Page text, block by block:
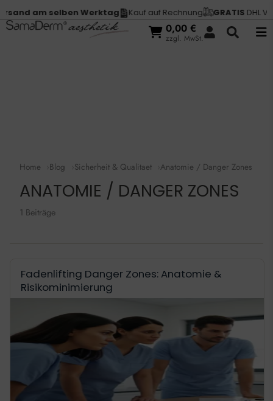
am selben Werktag Kauf auf Rechnung GRATISDHL
0,00 €
zzgl. MwSt.
Home Blog Sicherheit & Qualitaet Anatomie / Danger Zones
ANATOMIE / DANGER ZONES
1 Beiträge
Fadenlifting Danger Zones: Anatomie &
Risikominimierung